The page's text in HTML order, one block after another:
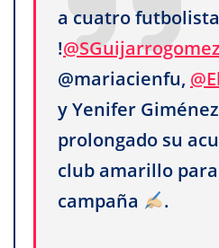
a cuatro
!@SGuijarrogomez
@mariacienfu,
y Yenifer
prolongado su
club amarillo
campaña
.